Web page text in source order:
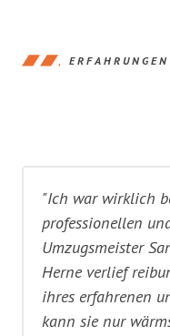
ERFAHRUNGEN
"Ich war wirklich
professionellen
Umzugsmeister
Herne verlief
ihres erfahrenen
kann sie nur